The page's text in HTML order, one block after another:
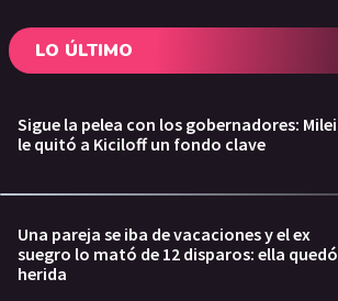
LO ÚLTIMO
Sigue la pelea con los gobernadores: Milei
le quitó a Kiciloff un fondo clave
Una pareja se iba de vacaciones y el ex
suegro lo mató de 12 disparos: ella quedó
herida